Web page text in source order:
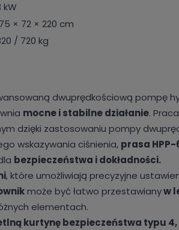
kW
× 72 × 220 cm
/ 720 kg
dwuprędkościową pompę
mocne i stabilne działanie.
dzięki zastosowaniu pompy
wskazywania ciśnienia, prasa HPP-
bezpieczeństwa i dokładności.
, które umożliwiają precyzyjne
może być łatwo przestawianyw
elementach.
kurtynę bezpieczeństwa typu 4,